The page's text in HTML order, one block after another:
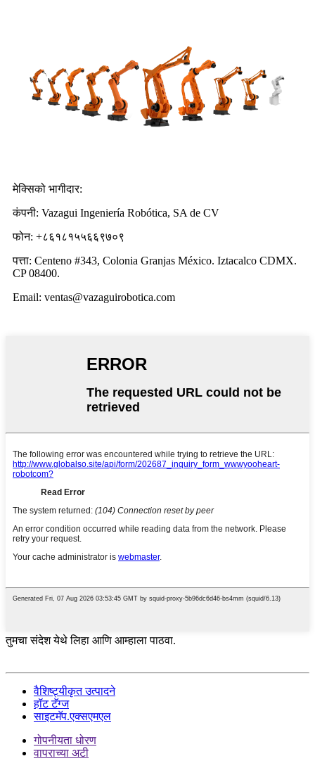
मेक्सिको भागीदार:
कंपनी: Vazagui Ingeniería Robótica, SA de CV
फोन: +८६१८१५५६६९७०९
पत्ता: Centeno #343, Colonia Granjas México. Iztacalco CDMX.
CP 08400.
Email: ventas@vazaguirobotica.com
तुमचा संदेश येथे लिहा आणि आम्हाला पाठवा.
वैशिष्ट्यीकृत उत्पादने
हॉट टॅग्ज
साइटमॅप.एक्सएमएल
गोपनीयता धोरण
वापराच्या अटी